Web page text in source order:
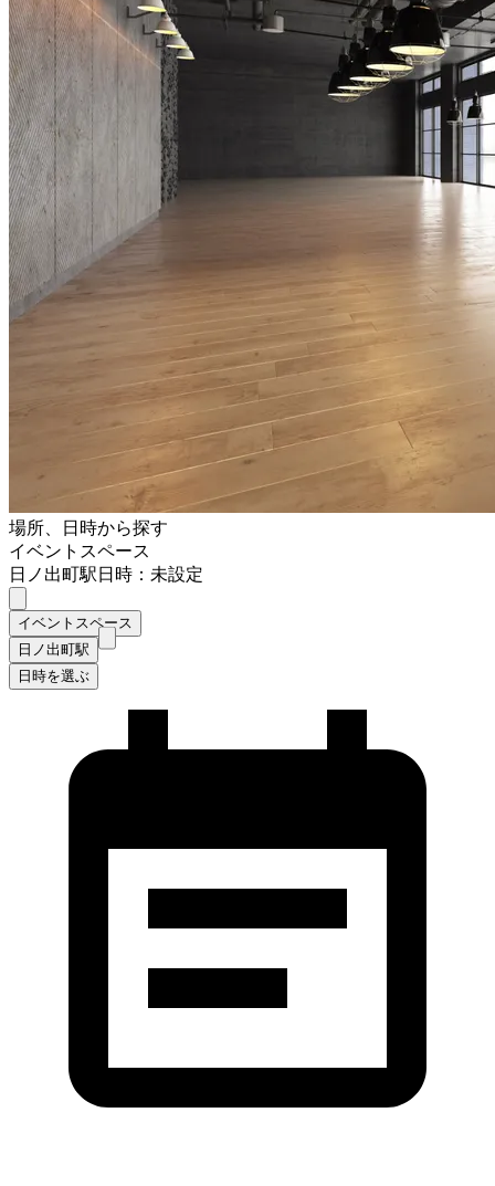
場所、日時から探す
イベントスペース
日ノ出町駅日時：未設定
イベントスペース
日ノ出町駅
日時を選ぶ